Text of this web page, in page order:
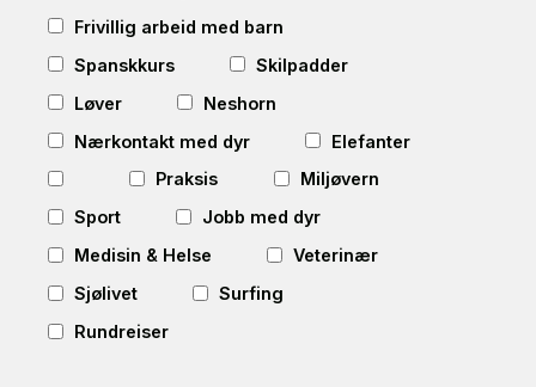
Frivillig arbeid med barn
Spanskkurs
Skilpadder
Løver
Neshorn
Nærkontakt med dyr
Elefanter
Praksis
Miljøvern
Sport
Jobb med dyr
Medisin & Helse
Veterinær
Sjølivet
Surfing
Rundreiser